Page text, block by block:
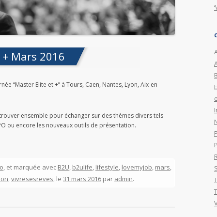
Mars 2016
“Master Elite et +” à Tours, Caen, Nantes, Lyon, Aix-en-
ensemble pour échanger sur des thèmes divers tels
ou encore les nouveaux outils de présentation.
, et marquée avec B2U, b2ulife, lifestyle, lovemyjob, mars,
,vivresesreves, le 31 mars 2016 par admin.